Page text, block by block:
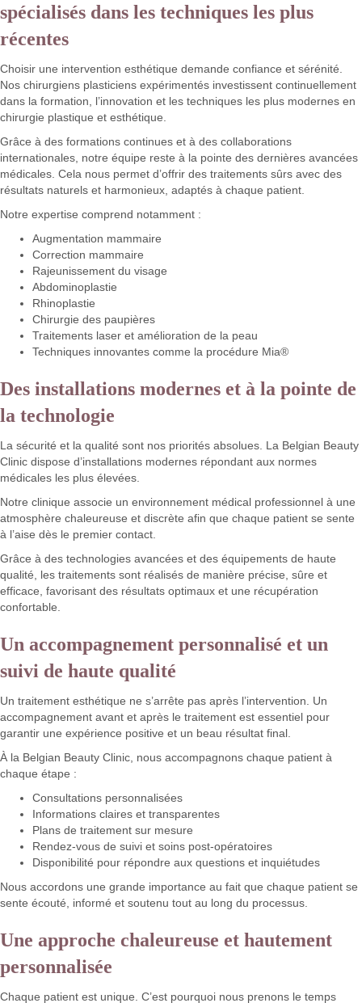
spécialisés dans les techniques les plus
récentes
Choisir une intervention esthétique demande confiance et sérénité.
Nos chirurgiens plasticiens expérimentés investissent continuellement
dans la formation, l’innovation et les techniques les plus modernes en
chirurgie plastique et esthétique.
Grâce à des formations continues et à des collaborations
internationales, notre équipe reste à la pointe des dernières avancées
médicales. Cela nous permet d’offrir des traitements sûrs avec des
résultats naturels et harmonieux, adaptés à chaque patient.
Notre expertise comprend notamment :
Augmentation mammaire
Correction mammaire
Rajeunissement du visage
Abdominoplastie
Rhinoplastie
Chirurgie des paupières
Traitements laser et amélioration de la peau
Techniques innovantes comme la procédure Mia®
Des installations modernes et à la pointe de
la technologie
La sécurité et la qualité sont nos priorités absolues. La Belgian Beauty
Clinic dispose d’installations modernes répondant aux normes
médicales les plus élevées.
Notre clinique associe un environnement médical professionnel à une
atmosphère chaleureuse et discrète afin que chaque patient se sente
à l’aise dès le premier contact.
Grâce à des technologies avancées et des équipements de haute
qualité, les traitements sont réalisés de manière précise, sûre et
efficace, favorisant des résultats optimaux et une récupération
confortable.
Un accompagnement personnalisé et un
suivi de haute qualité
Un traitement esthétique ne s’arrête pas après l’intervention. Un
accompagnement avant et après le traitement est essentiel pour
garantir une expérience positive et un beau résultat final.
À la Belgian Beauty Clinic, nous accompagnons chaque patient à
chaque étape :
Consultations personnalisées
Informations claires et transparentes
Plans de traitement sur mesure
Rendez-vous de suivi et soins post-opératoires
Disponibilité pour répondre aux questions et inquiétudes
Nous accordons une grande importance au fait que chaque patient se
sente écouté, informé et soutenu tout au long du processus.
Une approche chaleureuse et hautement
personnalisée
Chaque patient est unique. C’est pourquoi nous prenons le temps